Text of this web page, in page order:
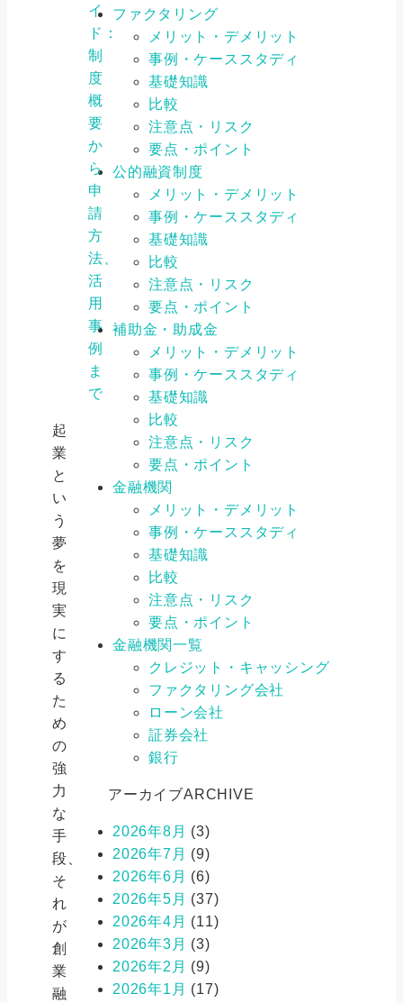
イ
ド：
制
度
概
要
か
ら
申
請
方
法、
活
用
事
例
ま
で
起
業
と
い
う
夢
を
現
実
に
す
る
た
め
の
強
力
な
手
段、
そ
れ
が
創
業
融
ファクタリング
メリット・デメリット
事例・ケーススタディ
基礎知識
比較
注意点・リスク
要点・ポイント
公的融資制度
メリット・デメリット
事例・ケーススタディ
基礎知識
比較
注意点・リスク
要点・ポイント
補助金・助成金
メリット・デメリット
事例・ケーススタディ
基礎知識
比較
注意点・リスク
要点・ポイント
金融機関
メリット・デメリット
事例・ケーススタディ
基礎知識
比較
注意点・リスク
要点・ポイント
金融機関一覧
クレジット・キャッシング
ファクタリング会社
ローン会社
証券会社
銀行
アーカイブARCHIVE
2026年8月 (3)
2026年7月 (9)
2026年6月 (6)
2026年5月 (37)
2026年4月 (11)
2026年3月 (3)
2026年2月 (9)
2026年1月 (17)